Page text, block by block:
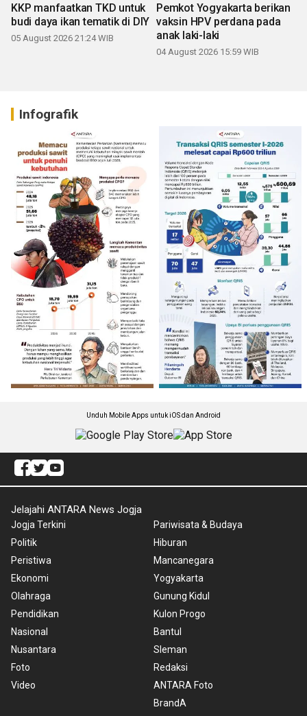
KKP manfaatkan TKD untuk
budi daya ikan tematik di DIY
05 August 2026 21:24 WIB
Pemkot Yogyakarta berikan
vaksin HPV perdana pada
anak laki-laki
04 August 2026 15:59 WIB
Infografik
Unduh Mobile Apps untuk iOS dan Android
Jelajahi ANTARA News Jogja
Jogja Terkini
Politik
Peristiwa
Ekonomi
Olahraga
Pendidikan
Nasional
Nusantara
Foto
Video
Pariwisata & Budaya
Hiburan
Mancanegara
Yogyakarta
Gunung Kidul
Kulon Progo
Bantul
Sleman
Redaksi
ANTARA Foto
BrandA